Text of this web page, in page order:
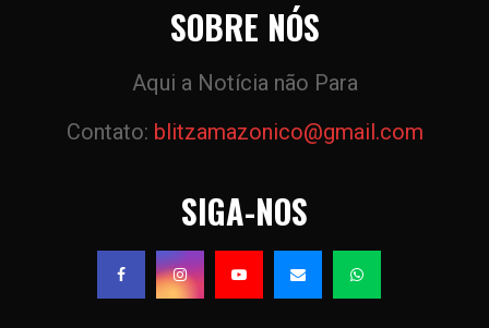
SOBRE NÓS
Aqui a Notícia não Para
Contato: blitzamazonico@gmail.com
SIGA-NOS